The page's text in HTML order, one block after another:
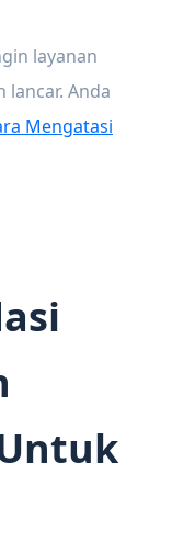
layanan
Anda
Mengatasi